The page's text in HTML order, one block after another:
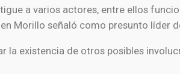
a varios actores, entre ellos
Morillo señaló como presunto líder
existencia de otros posibles